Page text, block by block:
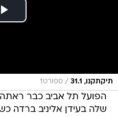
תיקתקנו, 31.1 / ספורט1
הפועל תל אביב כבר
שלה בעידן אליניב ברדה